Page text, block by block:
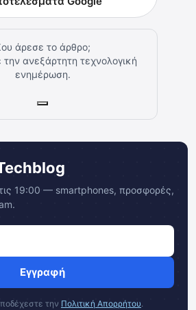
άρεσε το άρθρο;
την ανεξάρτητη τεχνολογική
ενημέρωση.
19:00 — smartphones, προσφορές,
Εγγραφή
την Πολιτική Απορρήτου.